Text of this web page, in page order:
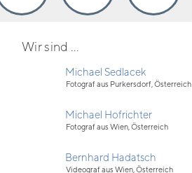
Wir sind ...
Michael Sedlacek
Fotograf aus Purkersdorf, Österreich
Michael Hofrichter
Fotograf aus Wien, Österreich
Bernhard Hadatsch
Videograf aus Wien, Österreich